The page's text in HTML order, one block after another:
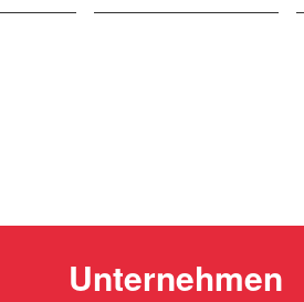
Unternehmen